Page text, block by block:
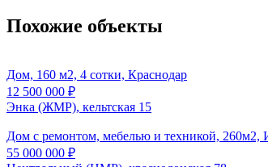
Похожие объекты
Дом, 160 м2, 4 сотки, Краснодар
12 500 000 ₽
Энка (ЖМР), кельтская 15
Дом с ремонтом, мебелью и техникой,
55 000 000 ₽